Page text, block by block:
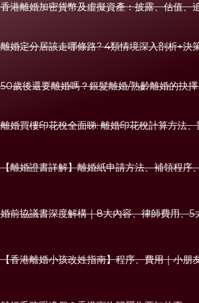
香港離婚加密貨幣及虛擬資產：披露、估值、
離婚定分居該走哪條路? 4類情境深入剖析+決
50歲後還要離婚嗎？銀髮離婚/熟齡離婚的抉
離婚買樓印花稅全面睇: 離婚印花稅計算方法
【離婚證書詳解】離婚紙申請方法、補領程序
婚前協議書深度解構｜8大內容、律師費用、5
【香港離婚小孩改姓指南】程序、費用｜小朋